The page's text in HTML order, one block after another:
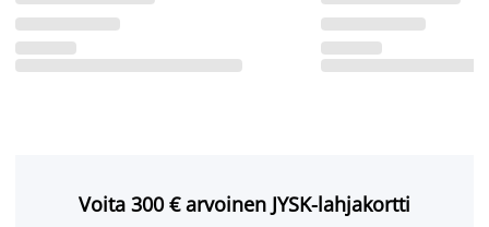
Voita 300 € arvoinen JYSK-lahjakortti